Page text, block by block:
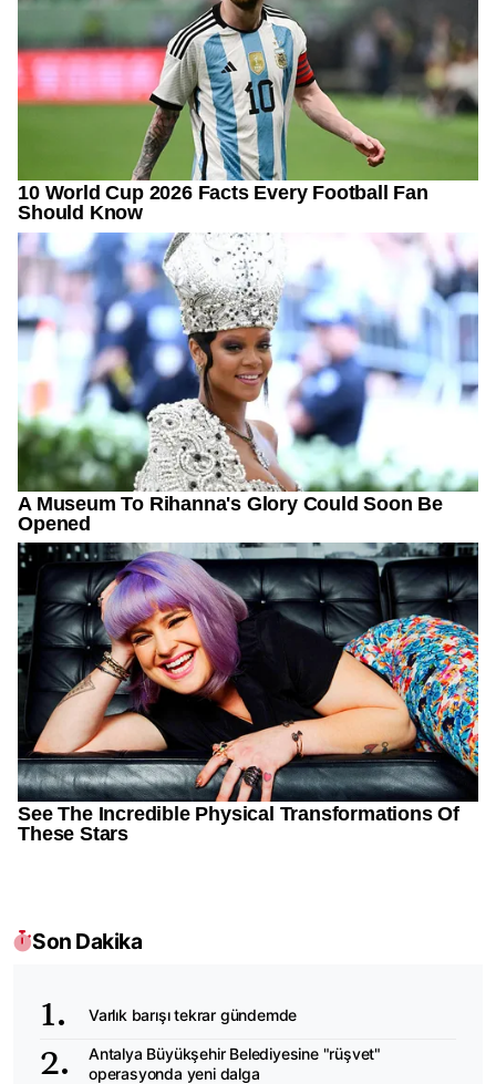
Son Dakika
Varlık barışı tekrar gündemde
Antalya Büyükşehir Belediyesine "rüşvet"
operasyonda yeni dalga